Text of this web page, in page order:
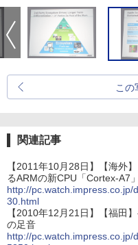
この
関連記事
【2011年10月28日】【海外
るARMの新CPU「Cortex-A7」
http://pc.watch.impress.co.jp/
30.html
【2010年12月21日】【福田
の足音
http://pc.watch.impress.co.jp/